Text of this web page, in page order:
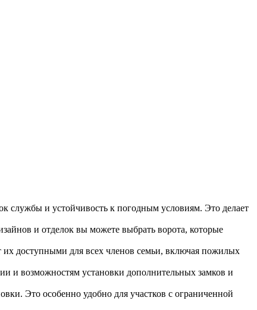
службы и устойчивость к погодным условиям. Это делает
и отделок вы можете выбрать ворота, которые
их доступными для всех членов семьи, включая пожилых
и возможностям установки дополнительных замков и
Это особенно удобно для участков с ограниченной